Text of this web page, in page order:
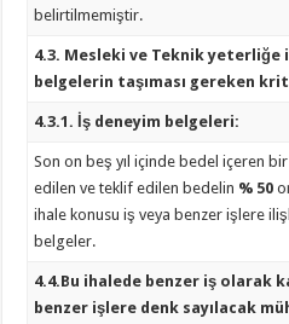
belirtilmemiştir.
4.3. Mesleki ve Teknik yeterliğe
belgelerin taşıması gereken
4.3.1. İş deneyim belgeleri:
Son on beş yıl içinde bedel içeren
edilen ve teklif edilen bedelin % 50
ihale konusu iş veya benzer işlere
belgeler.
4.4.Bu ihalede benzer iş olarak
benzer işlere denk sayılacak